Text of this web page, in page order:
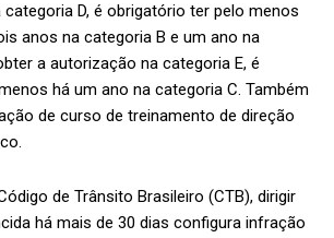
categoria D, é obrigatório ter pelo menos
anos na categoria B e um ano na
a autorização na categoria E, é
há um ano na categoria C. Também
de curso de treinamento de direção
de Trânsito Brasileiro (CTB), dirigir
há mais de 30 dias configura infração